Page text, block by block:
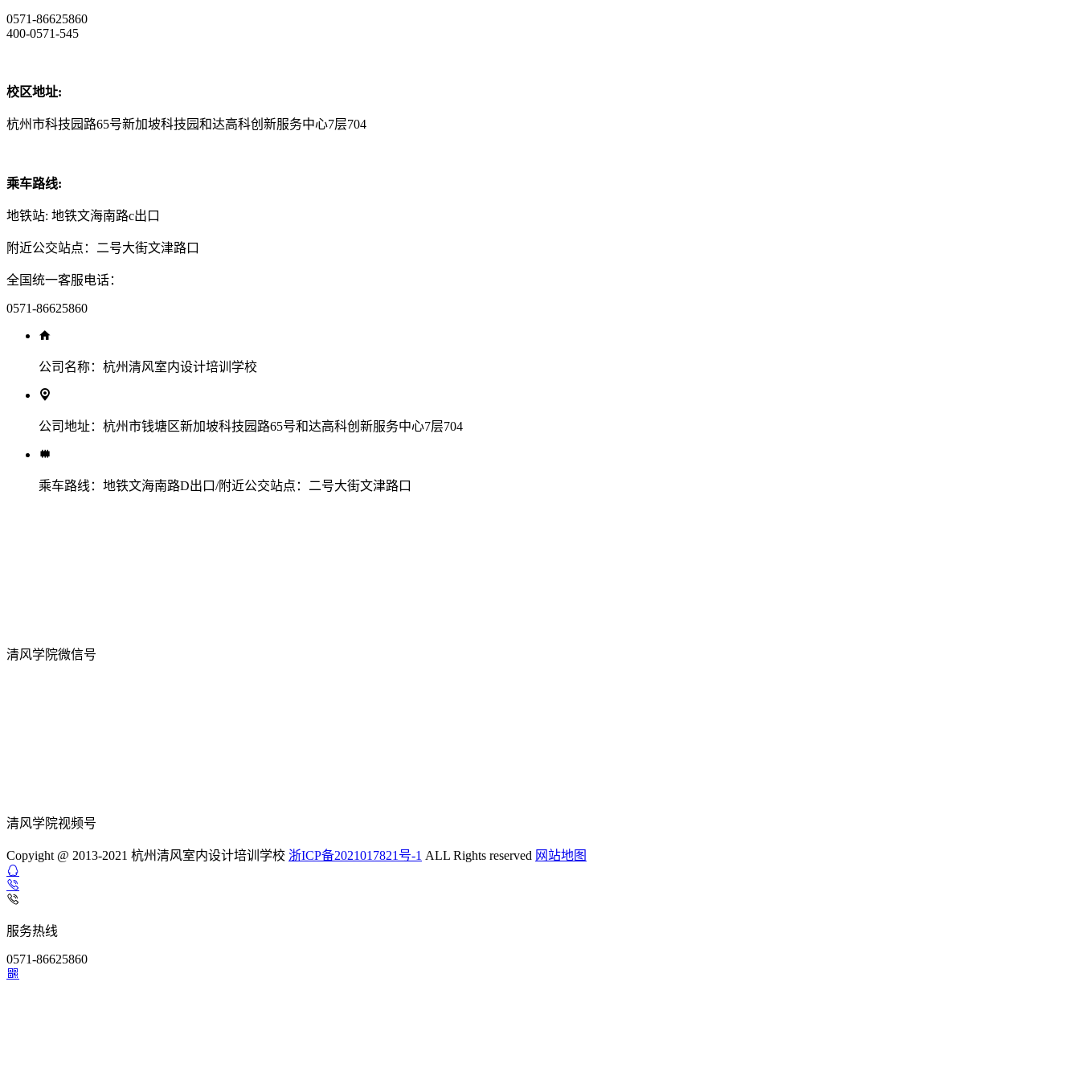
0571-86625860
400-0571-545
校区地址:
杭州市科技园路65号新加坡科技园和达高科创新服务中心7层704
乘车路线:
地铁站: 地铁文海南路c出口
附近公交站点：二号大街文津路口
全国统一客服电话：
0571-86625860
公司名称： 杭州清风室内设计培训学校
公司地址： 杭州市钱塘区新加坡科技园路65号和达高科创新服务中心7层704
乘车路线： 地铁文海南路D出口/附近公交站点：二号大街文津路口
清风学院微信号
清风学院视频号
Copyight @ 2013-2021 杭州清风室内设计培训学校 浙ICP备2021017821号-1 ALL Rights reserved 网站地图
服务热线
0571-86625860